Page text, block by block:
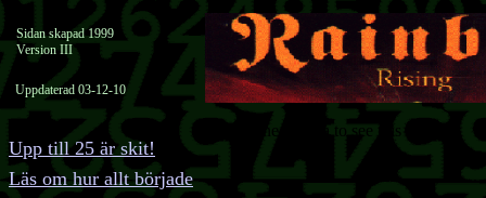
Sidan skapad 1999
Version III
Uppdaterad 03-12-10
Läs om hur allt började
Upp till 25 är skit!
You need Java to see this applet.